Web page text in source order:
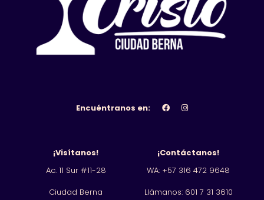
Encuéntranos en:
¡Visítanos!
Ac. 11 Sur #11-28
Ciudad Berna
¡Contáctanos!
WA: +57 316 472 9648
Llámanos: 601 7 31 3610